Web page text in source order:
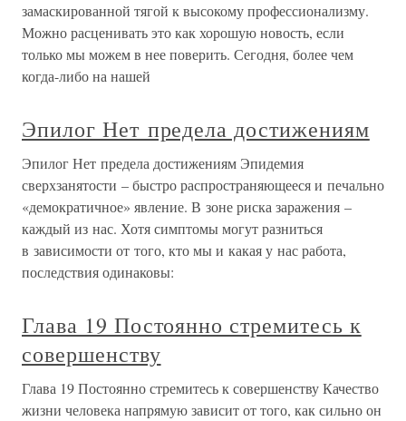
замаскированной тягой к высокому профессионализму.
Можно расценивать это как хорошую новость, если
только мы можем в нее поверить. Сегодня, более чем
когда-либо на нашей
Эпилог Нет предела достижениям
Эпилог Нет предела достижениям Эпидемия
сверхзанятости – быстро распространяющееся и печально
«демократичное» явление. В зоне риска заражения –
каждый из нас. Хотя симптомы могут разниться
в зависимости от того, кто мы и какая у нас работа,
последствия одинаковы:
Глава 19 Постоянно стремитесь к
совершенству
Глава 19 Постоянно стремитесь к совершенству Качество
жизни человека напрямую зависит от того, как сильно он